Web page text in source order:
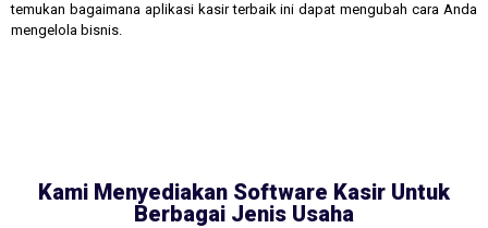
temukan bagaimana aplikasi kasir terbaik ini dapat mengubah cara Anda
mengelola bisnis.
Kami Menyediakan Software Kasir Untuk
Berbagai Jenis Usaha